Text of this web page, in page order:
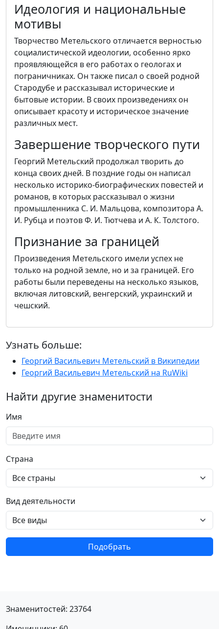
Идеология и национальные
мотивы
Творчество Метельского отличается верностью
социалистической идеологии, особенно ярко
проявляющейся в его работах о геологах и
пограничниках. Он также писал о своей родной
Стародубе и рассказывал исторические и
бытовые истории. В своих произведениях он
описывает красоту и историческое значение
различных мест.
Завершение творческого пути
Георгий Метельский продолжал творить до
конца своих дней. В поздние годы он написал
несколько историко-биографических повестей и
романов, в которых рассказывал о жизни
промышленника С. И. Мальцова, композитора А.
И. Рубца и поэтов Ф. И. Тютчева и А. К. Толстого.
Признание за границей
Произведения Метельского имели успех не
только на родной земле, но и за границей. Его
работы были переведены на несколько языков,
включая литовский, венгерский, украинский и
чешский.
Узнать больше:
Георгий Васильевич Метельский в Википедии
Георгий Васильевич Метельский на RuWiki
Найти другие знаменитости
Имя
Страна
Вид деятельности
Подобрать
Знаменитостей: 23764